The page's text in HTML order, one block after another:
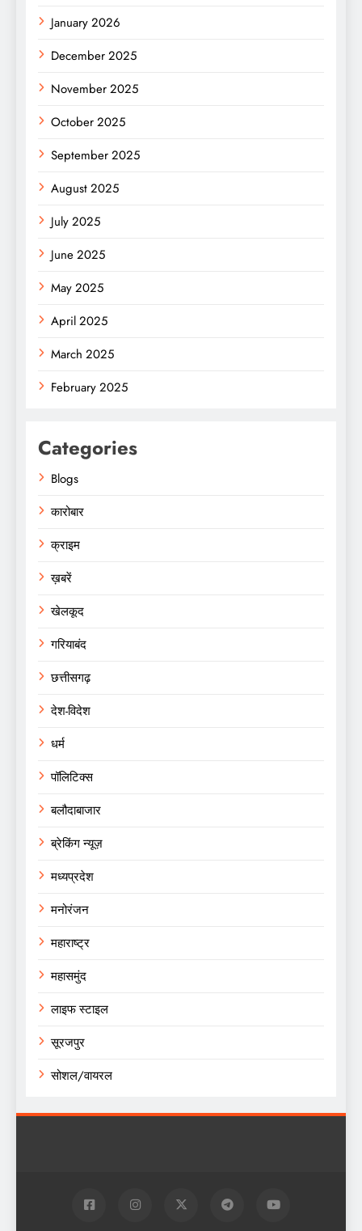
January 2026
December 2025
November 2025
October 2025
September 2025
August 2025
July 2025
June 2025
May 2025
April 2025
March 2025
February 2025
Categories
Blogs
कारोबार
क्राइम
ख़बरें
खेलकूद
गरियाबंद
छत्तीसगढ़
देश-विदेश
धर्म
पॉलिटिक्स
बलौदाबाजार
ब्रेकिंग न्यूज़
मध्यप्रदेश
मनोरंजन
महाराष्ट्र
महासमुंद
लाइफ स्टाइल
सूरजपुर
सोशल/वायरल